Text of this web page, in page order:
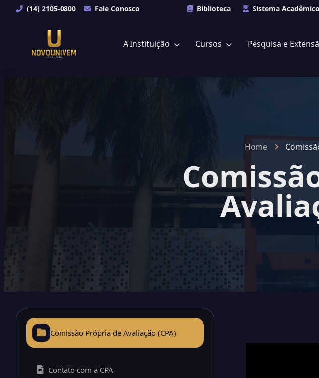
(14) 2105-0800 Fale Conosco Biblioteca Sistema Acadêmico
A Instituição Cursos Pesquisa e
Home
Comissão Própria de Avaliação (CPA)
Contato com a CPA